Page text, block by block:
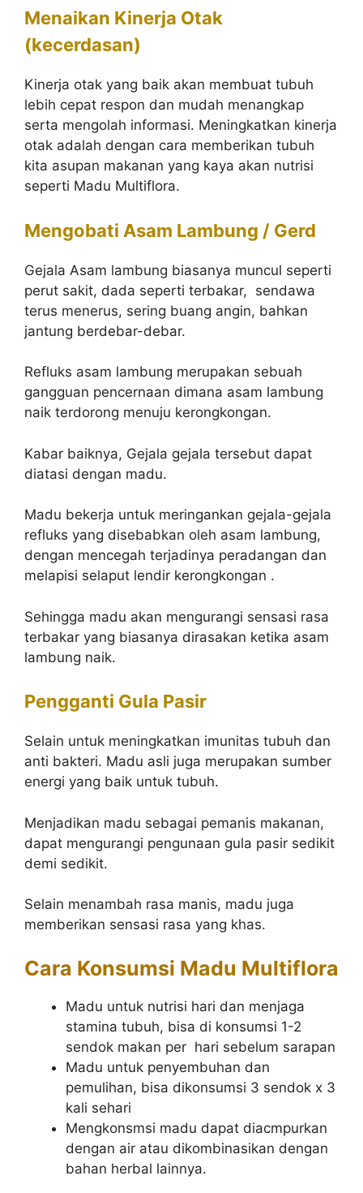
Menaikan Kinerja Otak
(kecerdasan)
Kinerja otak yang baik akan membuat tubuh
lebih cepat respon dan mudah menangkap
serta mengolah informasi. Meningkatkan kinerja
otak adalah dengan cara memberikan tubuh
kita asupan makanan yang kaya akan nutrisi
seperti Madu Multiflora.
Mengobati Asam Lambung / Gerd
Gejala Asam lambung biasanya muncul seperti
perut sakit, dada seperti terbakar, sendawa
terus menerus, sering buang angin, bahkan
jantung berdebar-debar.
Refluks asam lambung merupakan sebuah
gangguan pencernaan dimana asam lambung
naik terdorong menuju kerongkongan.
Kabar baiknya, Gejala gejala tersebut dapat
diatasi dengan madu.
Madu bekerja untuk meringankan gejala-gejala
refluks yang disebabkan oleh asam lambung,
dengan mencegah terjadinya peradangan dan
melapisi selaput lendir kerongkongan .
Sehingga madu akan mengurangi sensasi rasa
terbakar yang biasanya dirasakan ketika asam
lambung naik.
Pengganti Gula Pasir
Selain untuk meningkatkan imunitas tubuh dan
anti bakteri. Madu asli juga merupakan sumber
energi yang baik untuk tubuh.
Menjadikan madu sebagai pemanis makanan,
dapat mengurangi pengunaan gula pasir sedikit
demi sedikit.
Selain menambah rasa manis, madu juga
memberikan sensasi rasa yang khas.
Cara Konsumsi Madu Multiflora
Madu untuk nutrisi hari dan menjaga
stamina tubuh, bisa di konsumsi 1-2
sendok makan per hari sebelum sarapan
Madu untuk penyembuhan dan
pemulihan, bisa dikonsumsi 3 sendok x 3
kali sehari
Mengkonsmsi madu dapat diacmpurkan
dengan air atau dikombinasikan dengan
bahan herbal lainnya.